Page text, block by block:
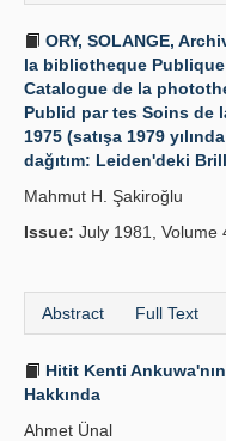
ORY, SOLANGE,
la bibliotheque
Catalogue de la
Publid par tes Soins de
1975 (satışa 1979
dağıtım: Leiden'deki
Mahmut H. Şakiroğlu
Issue: July 1981, Volume
Abstract Full Text
Hitit Kenti
Hakkında
Ahmet Ünal